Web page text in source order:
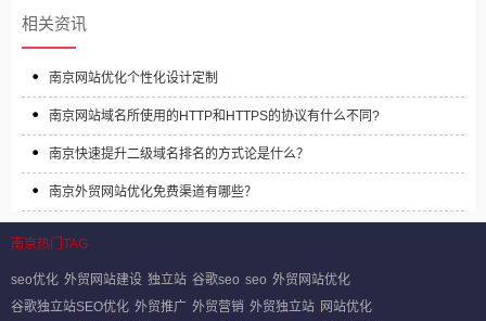
相关资讯
南京网站优化个性化设计定制
南京网站域名所使用的HTTP和HTTPS的协议有什么不同?
南京快速提升二级域名排名的方式论是什么？
南京外贸网站优化免费渠道有哪些？
南京热门TAG
seo优化 外贸网站建设 独立站 谷歌seo seo 外贸网站优化
谷歌独立站SEO优化 外贸推广 外贸营销 外贸独立站 网站优化